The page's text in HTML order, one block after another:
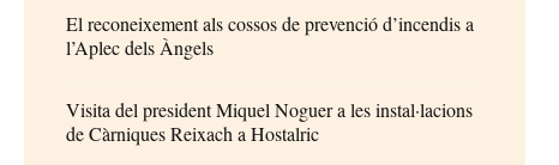
El reconeixement als cossos de prevenció d’incendis a
l’Aplec dels Àngels
Visita del president Miquel Noguer a les instal·lacions
de Càrniques Reixach a Hostalric